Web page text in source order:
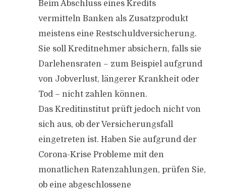
Beim Abschluss eines Kredits
vermitteln Banken als Zusatzprodukt
meistens eine Restschuldversicherung.
Sie soll Kreditnehmer absichern, falls sie
Darlehensraten – zum Beispiel aufgrund
von Jobverlust, längerer Krankheit oder
Tod – nicht zahlen können.
Das Kreditinstitut prüft jedoch nicht von
sich aus, ob der Versicherungsfall
eingetreten ist. Haben Sie aufgrund der
Corona-Krise Probleme mit den
monatlichen Ratenzahlungen, prüfen Sie,
ob eine abgeschlossene